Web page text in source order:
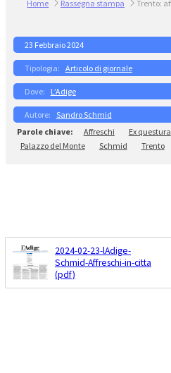
Home Rassegna stampa Trento:
23 Febbraio 2024
Articolo di giornale
L’Adige
Sandro Schmid
Affreschi
Ex questura
Palazzo del Monte
Schmid Trento
2024-02-23-lAdige-
Schmid-Affreschi-in-citta
(pdf)